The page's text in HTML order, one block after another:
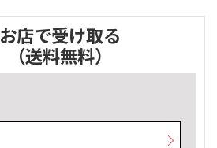
お店で受け取る
（送料無料）